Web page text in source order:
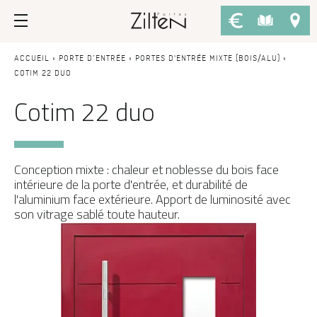
Nos portes d’entrée
Porte d’entrée
Porte de service
Porte grand trafic
Porte d'entrée sur-mesure
Portes d'entrée modernes
Portes d’entrée traditionnelles
Conseils
Savoir-faire
Design
Inspirations
LES ATOUTS
Performances
Fiscalité
ACCUEIL » PORTE D’ENTRÉE » PORTES D'ENTRÉE MIXTE (BOIS/ALU) »
COTIM 22 DUO
Cotim 22 duo
Conception mixte : chaleur et noblesse du bois face
intérieure de la porte d'entrée, et durabilité de
l'aluminium face extérieure. Apport de luminosité avec
son vitrage sablé toute hauteur.